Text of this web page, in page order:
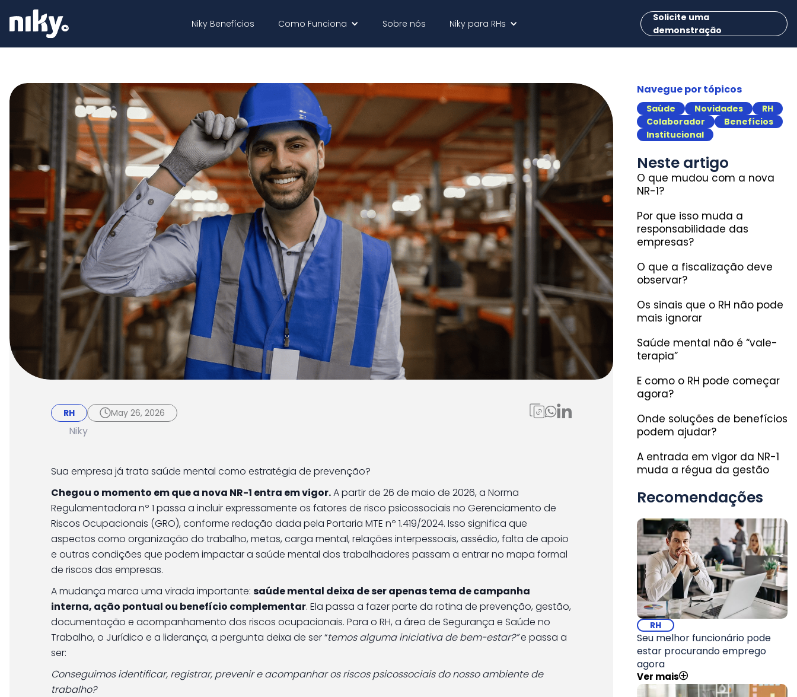
Niky Benefícios Como Funciona Sobre nós Niky para RHs
Solicite uma
demonstração
Nova NR-1 entra em vigor: saúde mental agora
faz parte da gestão de riscos ocupacionais
RH May 26, 2026
Niky
Sua empresa já trata saúde mental como estratégia de prevenção?
Chegou o momento em que a nova NR-1 entra em vigor.A partir de 26 de maio de 2026, a Norma
Regulamentadora nº 1 passa a incluir expressamente os fatores de risco psicossociais no Gerenciamento de
Riscos Ocupacionais (GRO), conforme redação dada pela Portaria MTE nº 1.419/2024. Isso significa que
aspectos como organização do trabalho, metas, carga mental, relações interpessoais, assédio, falta de apoio
e outras condições que podem impactar a saúde mental dos trabalhadores passam a entrar no mapa formal
de riscos das empresas.
A mudança marca uma virada importante: saúde mental deixa de ser apenas tema de campanha
interna, ação pontual ou benefício complementar. Ela passa a fazer parte da rotina de prevenção, gestão,
documentação e acompanhamento dos riscos ocupacionais. Para o RH, a área de Segurança e Saúde no
Trabalho, o Jurídico e a liderança, a pergunta deixa de ser “temos alguma iniciativa de bem-estar?”e passa a
ser:
Conseguimos identificar, registrar, prevenir e acompanhar os riscos psicossociais do nosso ambiente de
trabalho?
Navegue por tópicos
Saúde Novidades
RH
Colaborador
Benefícios
Institucional
Neste artigo
O que mudou com a nova
NR-1?
Por que isso muda a
responsabilidade das
empresas?
O que a fiscalização deve
observar?
Os sinais que o RH não pode
mais ignorar
Saúde mental não é “vale-
terapia”
E como o RH pode começar
agora?
Onde soluções de benefícios
podem ajudar?
A entrada em vigor da NR-1
muda a régua da gestão
Recomendações
RH
Seu melhor funcionário pode
estar procurando emprego
agora
Ver mais